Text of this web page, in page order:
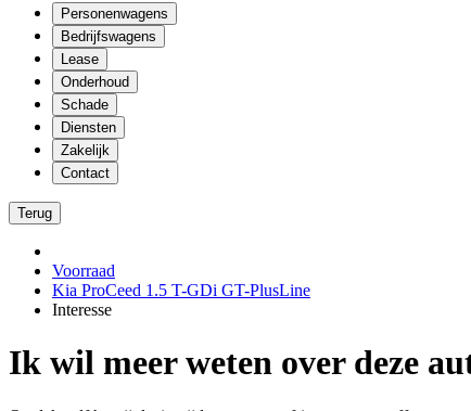
Personenwagens
Bedrijfswagens
Lease
Onderhoud
Schade
Diensten
Zakelijk
Contact
Terug
Voorraad
Kia ProCeed 1.5 T-GDi GT-PlusLine
Interesse
Ik wil meer weten over deze